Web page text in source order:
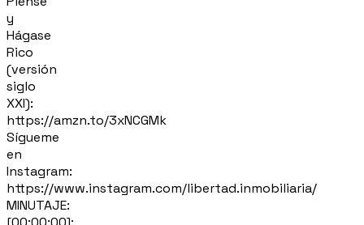
y
Hágase
Rico
(versión
siglo
XXI):
https://amzn.to/3xNCGMk
Sígueme
en
Instagram:
https://www.instagram.com/libertad.inmobiliaria/
MINUTAJE: